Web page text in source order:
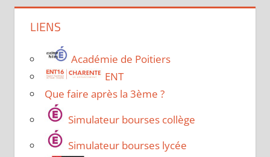
LIENS
Académie de Poitiers
ENT
Que faire après la 3ème ?
Simulateur bourses collège
Simulateur bourses lycée